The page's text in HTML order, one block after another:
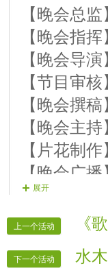
【17演员
会进程。
【晚会总
【晚会指
【晚会导
【节目审
【晚会撰
【晚会主
【片花制
【晚会广播
【晚会片
【晚会递麦
【晚会迎宾
【晚会秩序
展开
上一个活动 《
下一个活动 水